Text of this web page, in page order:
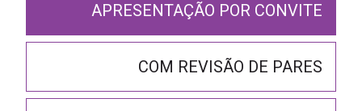
APRESENTAÇÃO POR CONVITE
COM REVISÃO DE PARES